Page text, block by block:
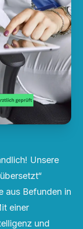
Unsere
aus Befunden in
einer
und